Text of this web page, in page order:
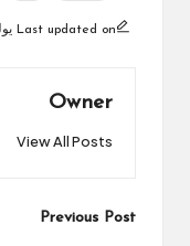
Last updated on يوليو 22, 2025
Owner
View All Posts
Post
Previous Post